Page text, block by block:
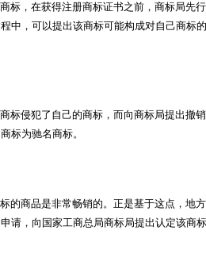
标，在获得注册商标证书之前，商标局先
中，可以提出该商标可能构成对自己商标
标侵犯了自己的商标，而向商标局提出撤
标为驰名商标。
的商品是非常畅销的。正是基于这点，地
请，向国家工商总局商标局提出认定该商标